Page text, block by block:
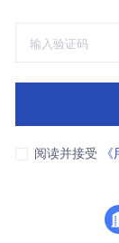
阅读并接受